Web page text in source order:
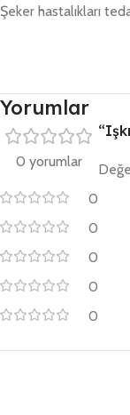
Şeker hastalıkları
Yorumlar
0 yorumlar
0
0
0
0
0